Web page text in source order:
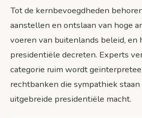
Tot de kernbevoegdheden
aanstellen en ontslaan van hoge
voeren van buitenlands beleid, en
presidentiële decreten. Experts
categorie ruim wordt
rechtbanken die sympathiek
uitgebreide presidentiële macht.